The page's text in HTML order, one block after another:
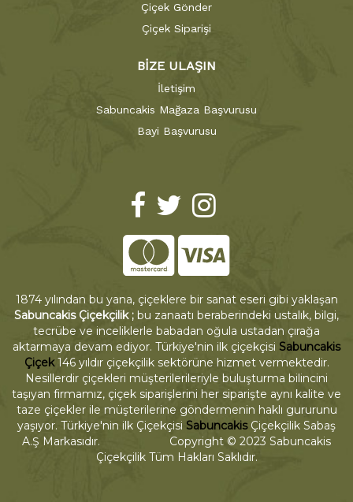
Çiçek Gönder
Çiçek Siparişi
BİZE ULAŞIN
İletişim
Sabuncakis Mağaza Başvurusu
Bayi Başvurusu
1874 yılından bu yana, çiçeklere bir sanat eseri gibi yaklaşan
Sabuncakis Çiçekçilik ; bu zanaatı beraberindeki ustalık, bilgi,
tecrübe ve inceliklerle babadan oğula ustadan çırağa
aktarmaya devam ediyor. Türkiye'nin ilk çiçekçisi Sabuncakis
Çiçek146 yıldır çiçekçilik sektörüne hizmet vermektedir.
Nesillerdir çiçekleri müşterilerileriyle buluşturma bilincini
taşıyan firmamız, çiçek siparişlerini her siparişte aynı kalite ve
taze çiçekler ile müşterilerine göndermenin haklı gururunu
yaşıyor. Türkiye'nin ilk Çiçekçisi SabuncakisÇiçekçilik Sabaş
A.Ş Markasıdır. Copyright © 2023 Sabuncakis
Çiçekçilik Tüm Hakları Saklıdır.